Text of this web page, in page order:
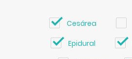
Cesárea
Epidural